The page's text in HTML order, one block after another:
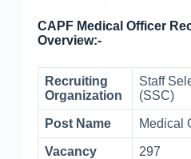
CAPF Medical Officer
Overview:-
Recruiting
Organization
Staff
(SSC)
Post Name Medical
Vacancy 297